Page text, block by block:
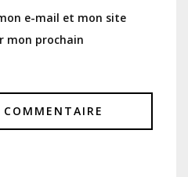
e-mail et mon site
mon prochain